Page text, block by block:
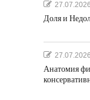
27.07.2026
Доля и
27.07.2026
Анатомия